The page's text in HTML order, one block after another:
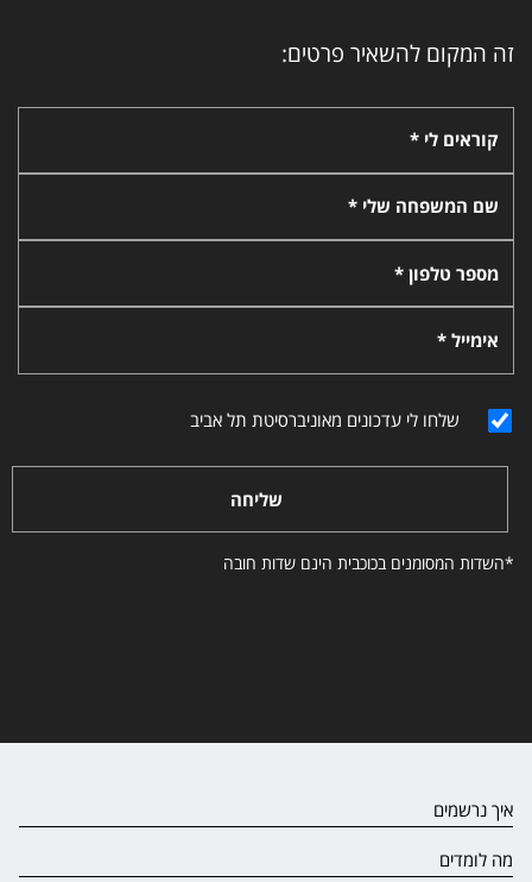
זה המקום להשאיר פרטים:
קוראים לי *
שם המשפחה שלי *
מספר טלפון *
אימייל *
שלחו לי עדכונים מאוניברסיטת תל אביב
שליחה
*השדות המסומנים בכוכבית הינם שדות חובה
איך נרשמים
מה לומדים